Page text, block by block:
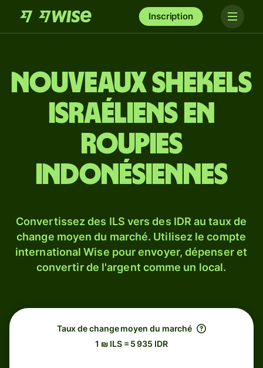
Inscription
Nouveaux shekels
israéliens en
roupies
indonésiennes
Convertissez des ILS vers des IDR au taux de
change moyen du marché. Utilisez le compte
international Wise pour envoyer, dépenser et
convertir de l'argent comme un local.
Taux de change moyen du marché
1 ₪ ILS = 5 935 IDR